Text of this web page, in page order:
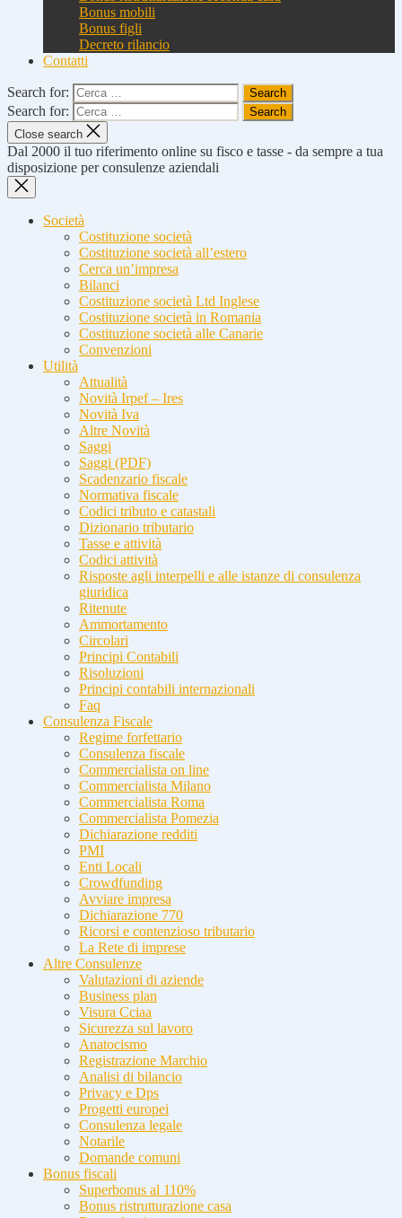
Bonus mobili
Bonus figli
Decreto rilancio
Contatti
Search for:
Search for:
Close search
Dal 2000 il tuo riferimento online su fisco e tasse - da sempre a tua
disposizione per consulenze aziendali
Società
Costituzione società
Costituzione società all’estero
Cerca un’impresa
Bilanci
Costituzione società Ltd Inglese
Costituzione società in Romania
Costituzione società alle Canarie
Convenzioni
Utilità
Attualità
Novità Irpef – Ires
Novità Iva
Altre Novità
Saggi
Saggi (PDF)
Scadenzario fiscale
Normativa fiscale
Codici tributo e catastali
Dizionario tributario
Tasse e attività
Codici attività
Risposte agli interpelli e alle istanze di consulenza
giuridica
Ritenute
Ammortamento
Circolari
Principi Contabili
Risoluzioni
Principi contabili internazionali
Faq
Consulenza Fiscale
Regime forfettario
Consulenza fiscale
Commercialista on line
Commercialista Milano
Commercialista Roma
Commercialista Pomezia
Dichiarazione redditi
PMI
Enti Locali
Crowdfunding
Avviare impresa
Dichiarazione 770
Ricorsi e contenzioso tributario
La Rete di imprese
Altre Consulenze
Valutazioni di aziende
Business plan
Visura Cciaa
Sicurezza sul lavoro
Anatocismo
Registrazione Marchio
Analisi di bilancio
Privacy e Dps
Progetti europei
Consulenza legale
Notarile
Domande comuni
Bonus fiscali
Superbonus al 110%
Bonus ristrutturazione casa